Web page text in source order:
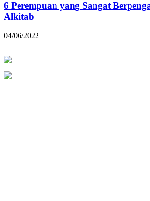
6 Perempuan yang Sangat
Alkitab
04/06/2022